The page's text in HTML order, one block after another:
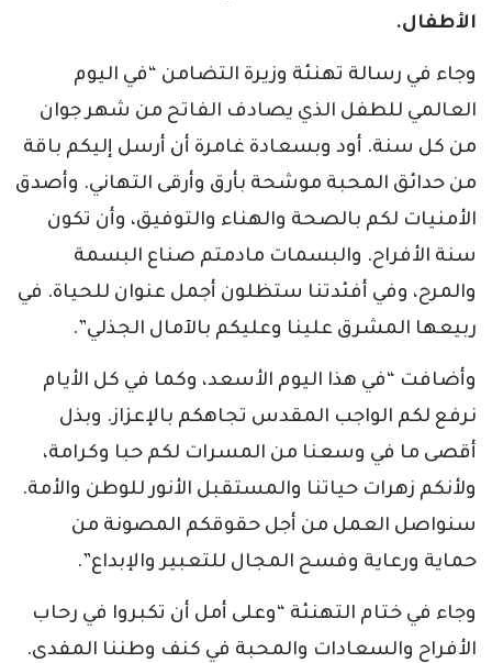
الأطفال.
وجاء في رسالة تهنئة وزيرة التضامن “في اليوم
العالمي للطفل الذي يصادف الفاتح من شهر جوان
من كل سنة. أود وبسعادة غامرة أن أرسل إليكم باقة
من حدائق المحبة موشحة بأرق وأرقى التهاني. وأصدق
الأمنيات لكم بالصحة والهناء والتوفيق، وأن تكون
سنة الأفراح. والبسمات مادمتم صناع البسمة
والمرح، وفي أفئدتنا ستظلون أجمل عنوان للحياة. في
ربيعها المشرق علينا وعليكم بالآمال الجذلي”.
وأضافت “في هذا اليوم الأسعد، وكما في كل الأيام
نرفع لكم الواجب المقدس تجاهكم بالإعزاز. وبذل
أقصى ما في وسعنا من المسرات لكم حبا وكرامة،
ولأنكم زهرات حياتنا والمستقبل الأنور للوطن والأمة.
سنواصل العمل من أجل حقوقكم المصونة من
حماية ورعاية وفسح المجال للتعبير والإبداع”.
وجاء في ختام التهنئة “وعلى أمل أن تكبروا في رحاب
الأفراح والسعادات والمحبة في كنف وطننا المفدى.